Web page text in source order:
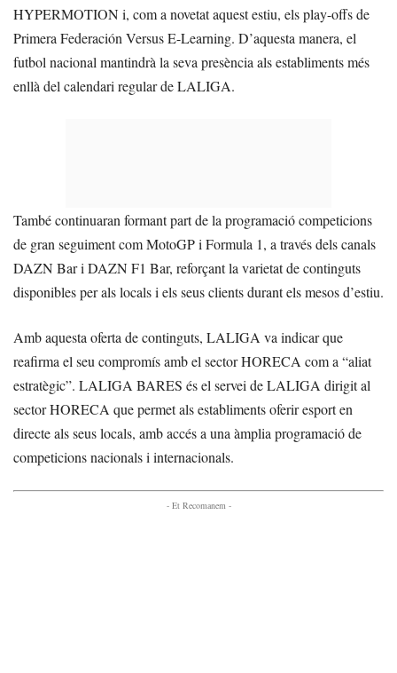
HYPERMOTION i, com a novetat aquest estiu, els play-offs de
Primera Federación Versus E-Learning. D’aquesta manera, el
futbol nacional mantindrà la seva presència als establiments més
enllà del calendari regular de LALIGA.
També continuaran formant part de la programació competicions
de gran seguiment com MotoGP i Formula 1, a través dels canals
DAZN Bar i DAZN F1 Bar, reforçant la varietat de continguts
disponibles per als locals i els seus clients durant els mesos d’estiu.
Amb aquesta oferta de continguts, LALIGA va indicar que
reafirma el seu compromís amb el sector HORECA com a “aliat
estratègic”. LALIGA BARES és el servei de LALIGA dirigit al
sector HORECA que permet als establiments oferir esport en
directe als seus locals, amb accés a una àmplia programació de
competicions nacionals i internacionals.
- Et Recomanem -